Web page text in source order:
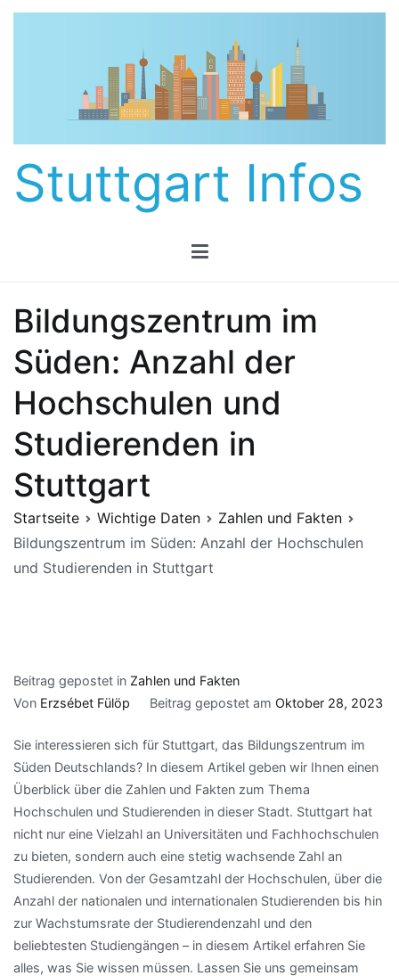
Zum
Stuttgart Infos
Bildungszentrum im
Süden: Anzahl der
Hochschulen und
Studierenden in
Stuttgart
Startseite Wichtige Daten
Zahlen und Fakten
Bildungszentrum im Süden: Anzahl der Hochschulen
und Studierenden in Stuttgart
Beitrag gepostet in Zahlen und Fakten
Von Erzsébet Fülöp Beitrag gepostet am Oktober 28, 2023
Sie interessieren sich für Stuttgart, das Bildungszentrum im
Süden Deutschlands? In diesem Artikel geben wir Ihnen einen
Überblick über die Zahlen und Fakten zum Thema
Hochschulen und Studierenden in dieser Stadt. Stuttgart hat
nicht nur eine Vielzahl an Universitäten und Fachhochschulen
zu bieten, sondern auch eine stetig wachsende Zahl an
Studierenden. Von der Gesamtzahl der Hochschulen, über die
Anzahl der nationalen und internationalen Studierenden bis hin
zur Wachstumsrate der Studierendenzahl und den
beliebtesten Studiengängen – in diesem Artikel erfahren Sie
alles, was Sie wissen müssen. Lassen Sie uns gemeinsam